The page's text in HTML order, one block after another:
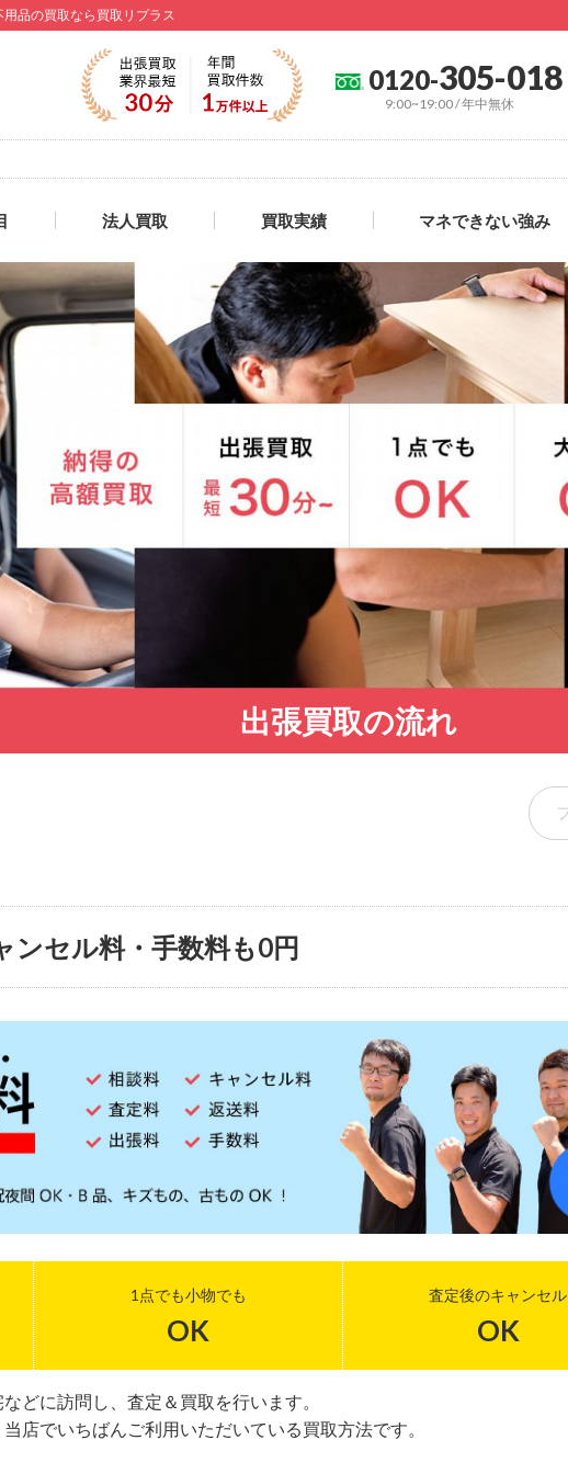
品の買取なら買取リプラス
0120-305-018
9:00~19:00 / 年中無休
法人買取 買取実績 マネできない強み
出張買取の流れ
ンセル料・手数料も0円
1点でも小物でも
OK
査定後のキャンセル
OK
どに訪問し、査定＆買取を行います。
店でいちばんご利用いただいている買取方法です。